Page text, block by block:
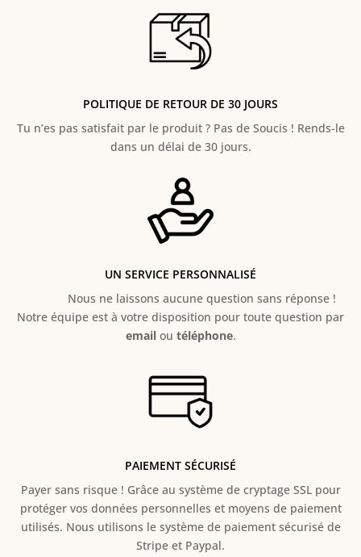
POLITIQUE DE RETOUR DE 30 JOURS
Tu n’es pas satisfait par le produit ? Pas de Soucis ! Rends-le
dans un délai de 30 jours.
UN SERVICE PERSONNALISÉ
Nous ne laissons aucune question sans réponse !
Notre équipe est à votre disposition pour toute question par
emailou téléphone.
PAIEMENT SÉCURISÉ
Payer sans risque ! Grâce au système de cryptage SSL pour
protéger vos données personnelles et moyens de paiement
utilisés. Nous utilisons le système de paiement sécurisé de
Stripe et Paypal.